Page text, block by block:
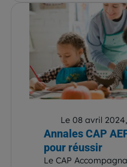
Le 08 avril
Annales CAP
pour réussir
Le CAP